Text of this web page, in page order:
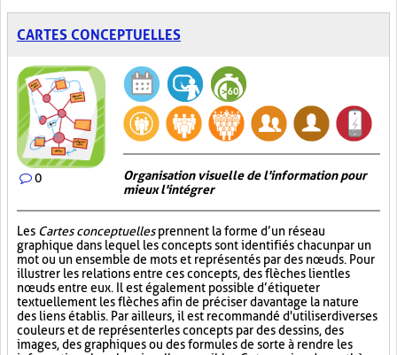
CARTES CONCEPTUELLES
0
Organisation visuelle de l'information pour
mieux l'intégrer
Les Cartes conceptuellesprennent la forme d’un réseau
graphique dans lequel les concepts sont identifiés chacun par un
mot ou un ensemble de mots et représentés par des nœuds. Pour
illustrer les relations entre ces concepts, des flèches lient les
nœuds entre eux. Il est également possible d’étiqueter
textuellement les flèches afin de préciser davantage la nature
des liens établis. Par ailleurs, il est recommandé d'utiliser diverses
couleurs et de représenter les concepts par des dessins, des
images, des graphiques ou des formules de sorte à rendre les